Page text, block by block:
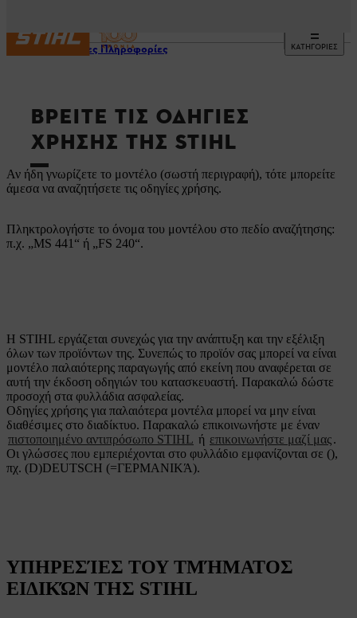
ΚΑΤΗΓΟΡΙΕΣ
Χρήσιμες Πληροφορίες
ΒΡΕΊΤΕ ΤΙΣ ΟΔΗΓΊΕΣ
ΧΡΉΣΗΣ ΤΗΣ STIHL
Αν ήδη γνωρίζετε το μοντέλο (σωστή περιγραφή), τότε μπορείτε
άμεσα να αναζητήσετε τις οδηγίες χρήσης.
Πληκτρολογήστε το όνομα του μοντέλου στο πεδίο αναζήτησης:
π.χ. „MS 441“ ή „FS 240“.
Η STIHL εργάζεται συνεχώς για την ανάπτυξη και την εξέλιξη
όλων των προϊόντων της. Συνεπώς το προϊόν σας μπορεί να είναι
μοντέλο παλαιότερης παραγωγής από εκείνη που αναφέρεται σε
αυτή την έκδοση οδηγιών του κατασκευαστή. Παρακαλώ δώστε
προσοχή στα φυλλάδια ασφαλείας.
Οδηγίες χρήσης για παλαιότερα μοντέλα μπορεί να μην είναι
διαθέσιμες στο διαδίκτυο. Παρακαλώ επικοινωνήστε με έναν
πιστοποιημένο αντιπρόσωπο STIHL ή επικοινωνήστε μαζί μας.
Οι γλώσσες που εμπεριέχονται στο φυλλάδιο εμφανίζονται σε (),
πχ. (D)DEUTSCH (=ΓΕΡΜΑΝΙΚΆ).
ΥΠΗΡΕΣΊΕΣ ΤΟΥ ΤΜΉΜΑΤΟΣ
ΕΙΔΙΚΏΝ ΤΗΣ STIHL